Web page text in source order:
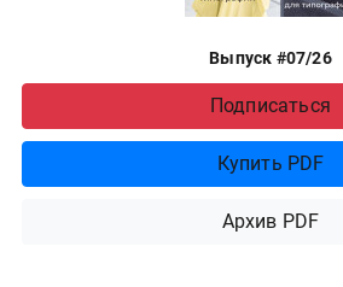
Выпуск #07/26
Подписаться
Купить PDF
Архив PDF